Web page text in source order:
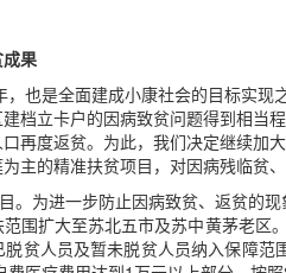
果
也是全面建成小康社会的目标实
档立卡户的因病致贫问题得到相当
再度返贫。为此，我们决定继续加
主的精准扶贫项目，对因病残临贫
。为进一步防止因病致贫、返贫的
围扩大至苏北五市及苏中黄茅老区
贫人员及暂未脱贫人员纳入保障